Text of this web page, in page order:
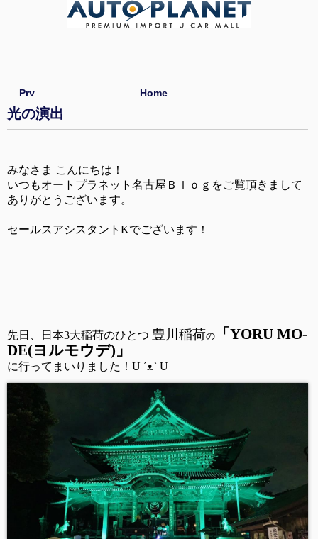
Prv Home
光の演出
みなさま こんにちは！
いつもオートプラネット名古屋Ｂｌｏｇをご覧頂きまして
ありがとうございます。
セールスアシスタントKでございます！
先日、日本3大稲荷のひとつ 豊川稲荷の
「YORU MO-
DE(ヨルモウデ)」
に行ってまいりました！U ´ᴥ` U